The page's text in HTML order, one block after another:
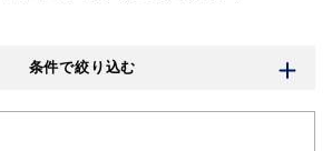
条件で絞り込む